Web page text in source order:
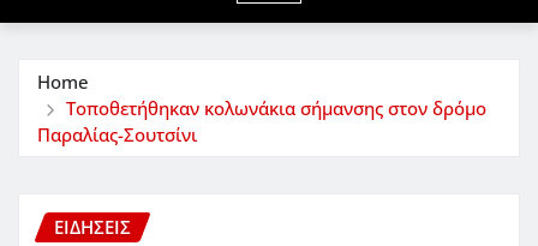
Home
Τοποθετήθηκαν κολωνάκια σήμανσης στον δρόμο
Παραλίας-Σουτσίνι
ΕΙΔΗΣΕΙΣ